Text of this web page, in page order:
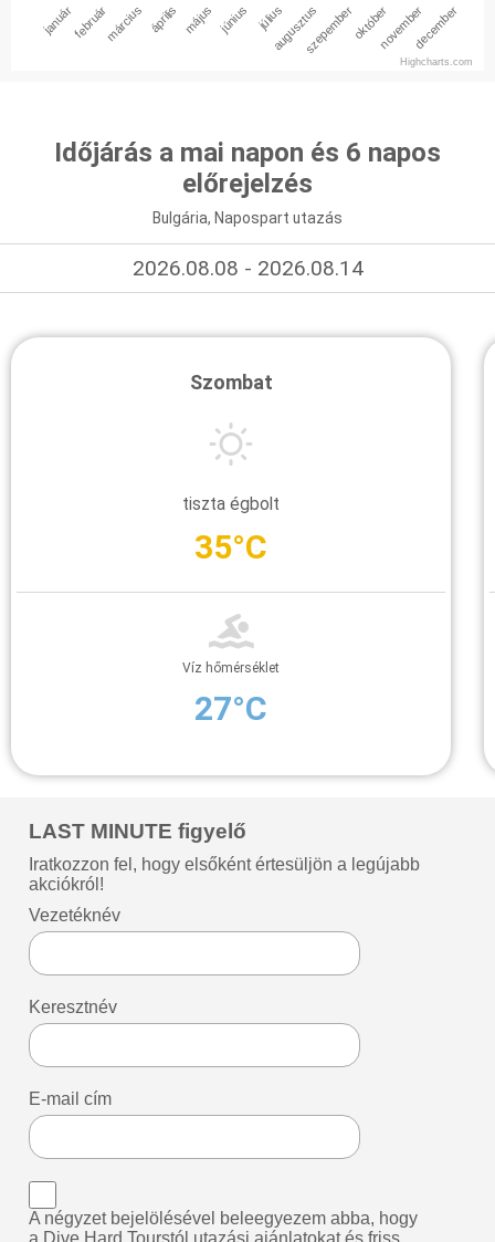
januárfebruármárcius április május június júliusaugusztusszepemberoktóbernovemberdecember
Highcharts.com
Időjárás a mai napon és 6 napos
előrejelzés
Bulgária, Napospart utazás
2026.08.08 - 2026.08.14
Szombat
tiszta égbolt
35°C
Víz hőmérséklet
27°C
LAST MINUTE figyelő
Iratkozzon fel, hogy elsőként értesüljön a legújabb
akciókról!
Vezetéknév
Keresztnév
E-mail cím
A négyzet bejelölésével beleegyezem abba, hogy
a Dive Hard Tourstól utazási ajánlatokat és friss